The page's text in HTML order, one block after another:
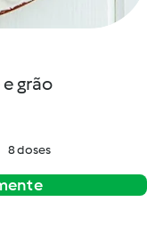
grão
8 doses